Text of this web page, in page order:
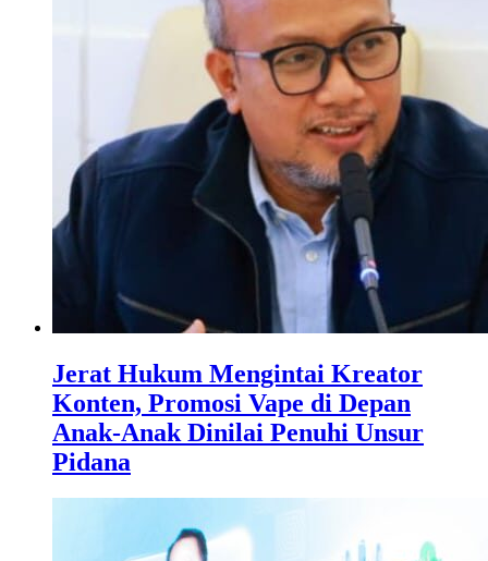
Jerat Hukum Mengintai Kreator
Konten, Promosi Vape di Depan
Anak-Anak Dinilai Penuhi Unsur
Pidana